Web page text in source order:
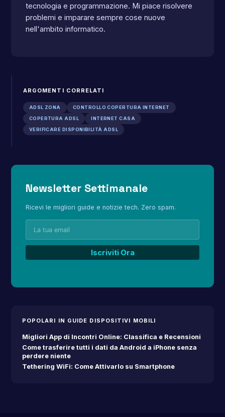
tecnologia e programmazione. Mi piace risolvere
problemi e imparare sempre cose nuove
nell'ambito informatico.
ARGOMENTI CORRELATI
ADSL ZONA
CONTROLLO COPERTURA INTERNET
COPERTURA ADSL
INTERNET CASA
VERIFICARE DISPONIBILITÀ ADSL
Newsletter Settimanale
Ricevi le migliori guide e notizie tech. Zero spam.
POPOLARI IN GUIDE DISPOSITIVI MOBILI
Migliori App di Incontri Online: Classifica e Recensioni
Come trasferire tutti i dati da Android a iPhone senza
perdere niente
Tethering WiFi: Come Attivarlo su Smartphone